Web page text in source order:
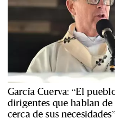
García Cuerva: “El
dirigentes que hablan
cerca de sus